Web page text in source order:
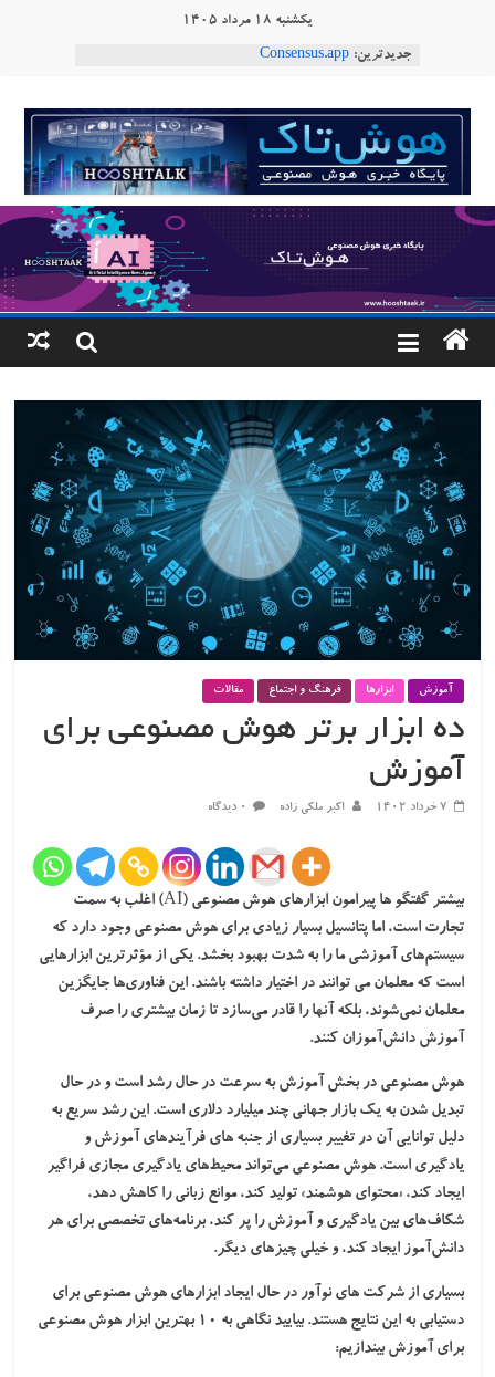
یکشنبه ۱۸ مرداد ۱۴۰۵
جدیدترین: Consensus.app
طبیعی فارسی
ربات «Aru» محصول شرکت فرانسوی Nio
Robotics
ربات T‑800
هوشتاک
پایگاه
خبری
هوش
مصنوعی
www.hooshtaak.ir
آموزش ابزارها فرهنگ و اجتماع مقالات
ده ابزار برتر هوش مصنوعی برای
آموزش
۷ خرداد ۱۴۰۲ اکبر ملکی زاده ۰ دیدگاه
بیشتر گفتگو ها پیرامون ابزارهای هوش مصنوعی (AI) اغلب به سمت
تجارت است، اما پتانسیل بسیار زیادی برای هوش مصنوعی وجود دارد که
سیستم‌های آموزشی ما را به شدت بهبود بخشد. یکی از مؤثرترین ابزارهایی
است که معلمان می توانند در اختیار داشته باشند. این فناوری‌ها جایگزین
معلمان نمی‌شوند، بلکه آنها را قادر می‌سازد تا زمان بیشتری را صرف
آموزش دانش‌آموزان کنند.
هوش مصنوعی در بخش آموزش به سرعت در حال رشد است و در حال
تبدیل شدن به یک بازار جهانی چند میلیارد دلاری است. این رشد سریع به
دلیل توانایی آن در تغییر بسیاری از جنبه های فرآیندهای آموزش و
یادگیری است. هوش مصنوعی می‌تواند محیط‌های یادگیری مجازی فراگیر
ایجاد کند، «محتوای هوشمند» تولید کند، موانع زبانی را کاهش دهد،
شکاف‌های بین یادگیری و آموزش را پر کند، برنامه‌های تخصصی برای هر
دانش‌آموز ایجاد کند، و خیلی چیزهای دیگر.
بسیاری از شرکت های نوآور در حال ایجاد ابزارهای هوش مصنوعی برای
دستیابی به این نتایج هستند. بیایید نگاهی به ۱۰ بهترین ابزار هوش مصنوعی
برای آموزش بیندازیم: